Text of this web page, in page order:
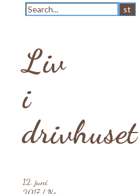
Liv
i
drivhuset
12. juni